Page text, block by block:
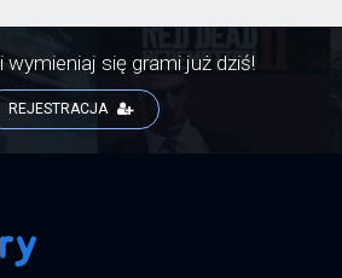
wymieniaj się grami już dziś!
REJESTRACJA